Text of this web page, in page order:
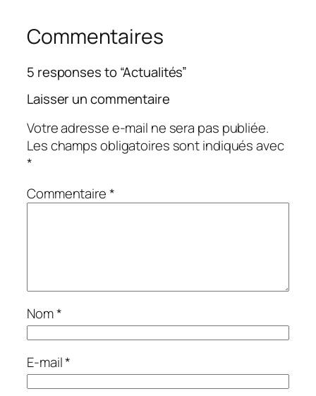
Commentaires
5 responses to “Actualités”
Laisser un commentaire
Votre adresse e-mail ne sera pas publiée.
Les champs obligatoires sont indiqués avec
*
Commentaire*
Nom*
E-mail*